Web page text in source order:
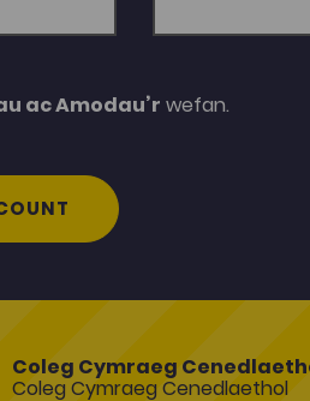
ac Amodau’r wefan.
Coleg Cymraeg
Coleg Cymraeg Cenedlaethol